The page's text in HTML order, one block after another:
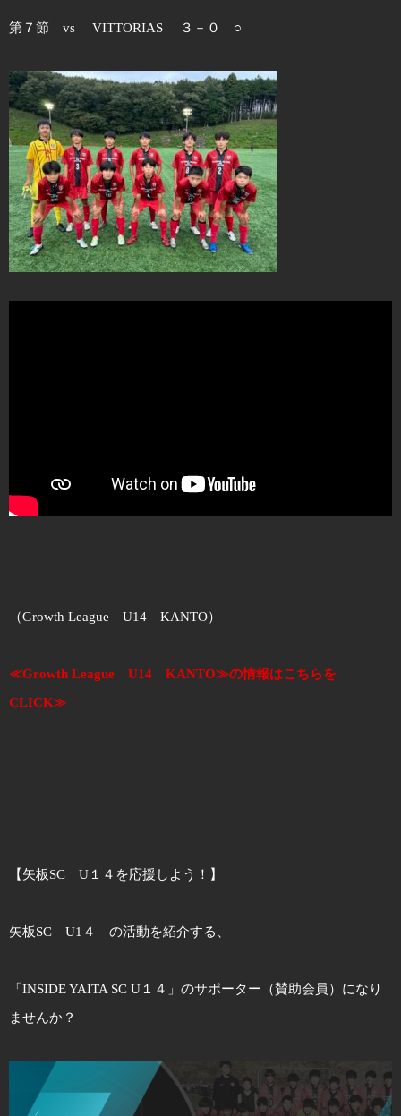
第７節 vs VITTORIAS ３－０ ○
（Growth League U14 KANTO）
≪Growth League U14 KANTO≫の情報はこちらを
CLICK≫
【矢板SC U１４を応援しよう！】
矢板SC U1４ の活動を紹介する、
「INSIDE YAITA SC U１４」のサポーター（賛助会員）になり
ませんか？